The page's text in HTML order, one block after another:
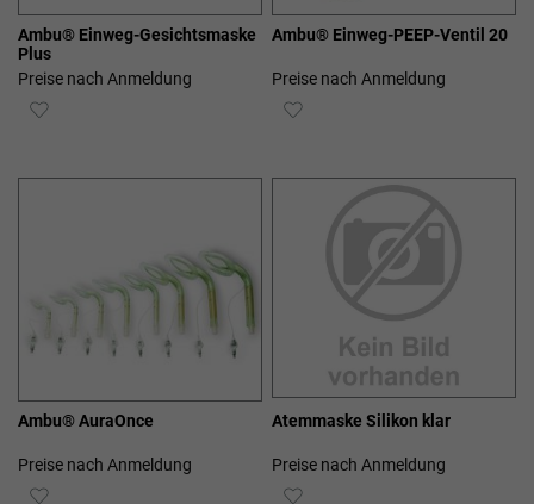
Ambu® Einweg-Gesichtsmaske
Plus
Preise nach Anmeldung
ZUR
Ambu® Einweg-PEEP-Ventil 20
Preise nach Anmeldung
ZUR
HINZUFÜGEN
Ambu® AuraOnce
Preise nach Anmeldung
ZUR
Atemmaske Silikon klar
Preise nach Anmeldung
ZUR